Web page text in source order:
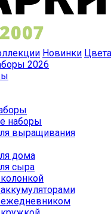
Новинки Цвета
2026
наборы
выращивания
дома
сыра